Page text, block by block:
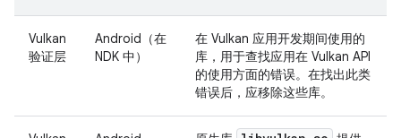
Vulkan
验证层
Android（在
NDK 中）
在 Vulkan 应用开发期间使用的
库，用于查找应用在 Vulkan API
的使用方面的错误。在找出此类
错误后，应移除这些库。